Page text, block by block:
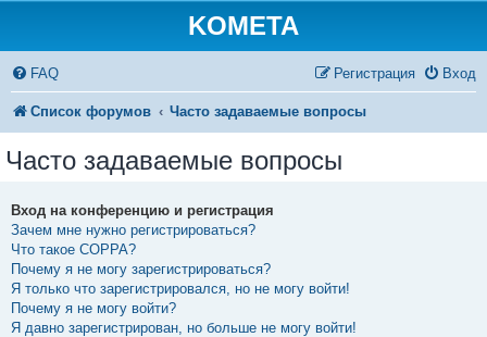
KOMETA
FAQ Вход
Регистрация
Список форумов Часто задаваемые вопросы
Часто задаваемые вопросы
Вход на конференцию и регистрация
Зачем мне нужно регистрироваться?
Что такое COPPA?
Почему я не могу зарегистрироваться?
Я только что зарегистрировался, но не могу войти!
Почему я не могу войти?
Я давно зарегистрирован, но больше не могу войти!